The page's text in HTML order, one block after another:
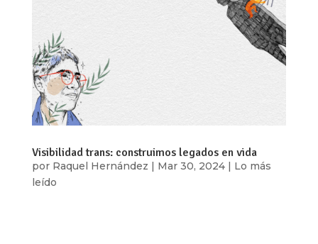
Visibilidad trans: construimos legados en vida
por Raquel Hernández | Mar 30, 2024| Lo más
leído